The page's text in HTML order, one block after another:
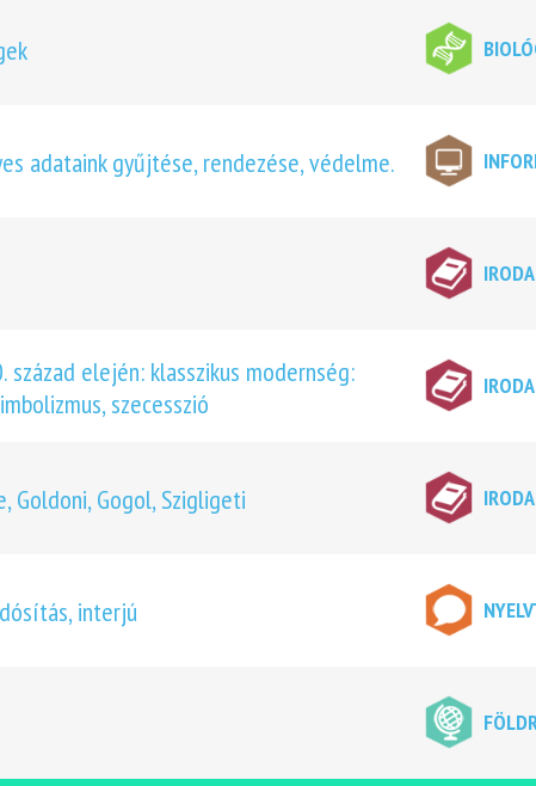
adataink gyűjtése, rendezése, védelme.
század elején: klasszikus modernség:
szecesszió
Goldoni, Gogol, Szigligeti
interjú